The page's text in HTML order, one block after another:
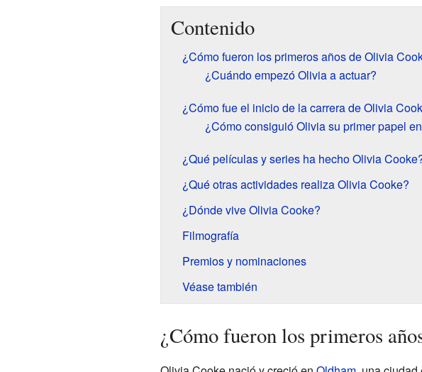
Contenido
¿Cómo fueron los primeros años de Olivia
¿Cuándo empezó Olivia a actuar?
¿Cómo fue el inicio de la carrera de Olivia
¿Cómo consiguió Olivia su primer papel
¿Qué películas y series ha hecho Olivia
¿Qué otras actividades realiza Olivia Cooke?
¿Dónde vive Olivia Cooke?
Filmografía
Premios y nominaciones
Véase también
¿Cómo fueron los primeros